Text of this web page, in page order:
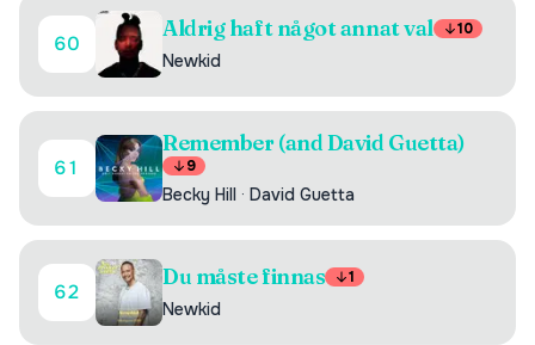
60
Aldrig haft något annat val 10
Newkid
61
Remember (and David Guetta)
9
Becky Hill · David Guetta
62
Du måste finnas 1
Newkid